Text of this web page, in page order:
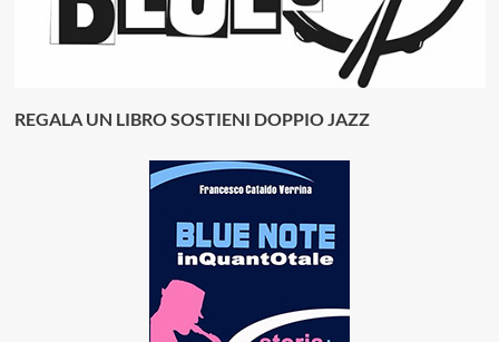
REGALA UN LIBRO SOSTIENI DOPPIO JAZZ